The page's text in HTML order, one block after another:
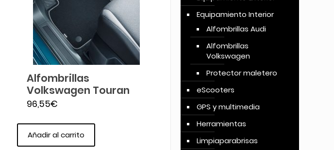
Alfombrillas
Volkswagen Touran
96,55€
Añadir al carrito
Equipamiento Interior
Alfombrillas Audi
Alfombrillas
Volkswagen
Protector maletero
eScooters
GPS y multimedia
Herramientas
Limpiaparabrisas